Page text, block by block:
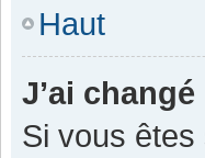
Haut
J’ai
Si vous êtes